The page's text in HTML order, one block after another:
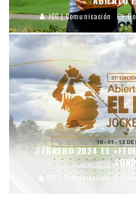
JCC | Comunicación
¡FEBRERO 2024 ES
JCC | Comunicación Golf